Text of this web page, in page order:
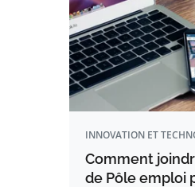
INNOVATION ET
Comment
de Pôle emploi